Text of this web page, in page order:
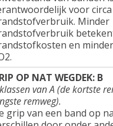
voor
Minder
en
OP NAT WEGDEK: B
van A (de kortste
remweg).
grip van een band op